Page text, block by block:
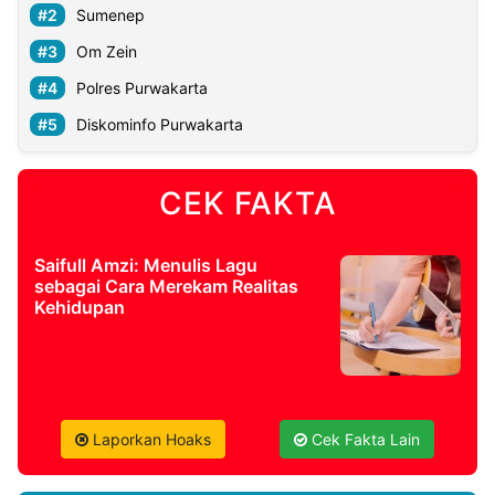
Sumenep
Om Zein
Polres Purwakarta
Diskominfo Purwakarta
CEK FAKTA
Saifull Amzi: Menulis Lagu
sebagai Cara Merekam Realitas
Kehidupan
Laporkan Hoaks Cek Fakta Lain